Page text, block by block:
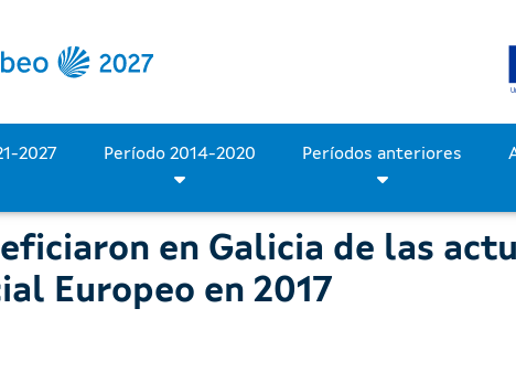
en Galicia de las
en Galicia de las
Europeo en 2017